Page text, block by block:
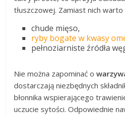
tłuszczowej. Zamiast nich
chude mięso,
ryby bogate w kwasy
pełnoziarniste źródła
Nie można zapominać o
dostarczają niezbędnych
błonnika wspierającego
uczucie sytości. Odpowiednie